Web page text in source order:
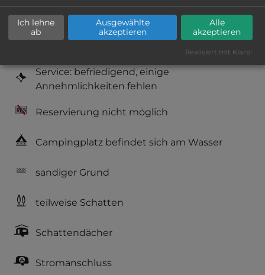
Geräuschkulisse: sehr ruhig
Service: befriedigend, einige
Annehmlichkeiten fehlen
Reservierung nicht möglich
Campingplatz befindet sich am Wasser
sandiger Grund
teilweise Schatten
Schattendächer
Stromanschluss
Ich lehne
ab
Ausgewählte
akzeptieren
Alle
akzeptieren
Realisiert mit Klaro!